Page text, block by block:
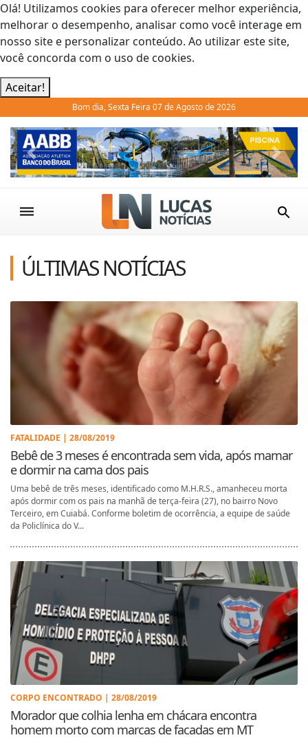
Olá! Utilizamos cookies para oferecer melhor experiência,
melhorar o desempenho, analisar como você interage em
nosso site e personalizar conteúdo. Ao utilizar este site,
você concorda com o uso de cookies.
Aceitar!
Bom dia, Sexta Feira 07 de Agosto de 2026
Previous Next
ÚLTIMAS NOTÍCIAS
FATALIDADE | 28/08/2019
Bebê de 3 meses é encontrada sem vida, após mamar
e dormir na cama dos pais
Uma bebê de três meses, identificado como M.H.R.S., amanheceu morta
após dormir com os pais na manhã de terça-feira (27), no bairro Novo
Terceiro, em Cuiabá. Conforme boletim de ocorrência, a equipe de saúde
da Policlínica do V...
CORPO ENCONTRADO | 28/08/2019
Morador que colhia lenha em chácara encontra
homem morto com marcas de facadas em MT